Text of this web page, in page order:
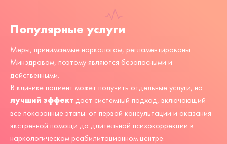
Популярные услуги
Меры, принимаемые наркологом, регламентированы
Минздравом, поэтому являются безопасными и
действенными.
В клинике пациент может получить отдельные услуги, но
лучший эффект дает системный подход, включающий
все показанные этапы: от первой консультации и оказания
экстренной помощи до длительной психокоррекции в
наркологическом реабилитационном центре.